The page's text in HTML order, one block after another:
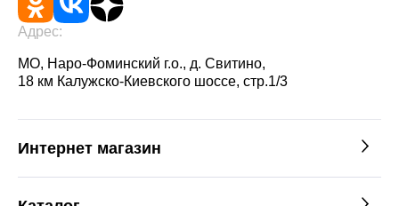
Адрес:
МО, Наро-Фоминский г.о., д. Свитино,
18 км Калужско-Киевского шоссе, стр.1/3
Интернет магазин